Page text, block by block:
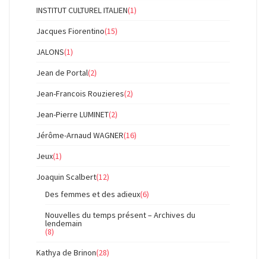
INSTITUT CULTUREL ITALIEN(1)
Jacques Fiorentino(15)
JALONS(1)
Jean de Portal(2)
Jean-Francois Rouzieres(2)
Jean-Pierre LUMINET(2)
Jérôme-Arnaud WAGNER(16)
Jeux(1)
Joaquin Scalbert(12)
Des femmes et des adieux(6)
Nouvelles du temps présent – Archives du
lendemain
(8)
Kathya de Brinon(28)